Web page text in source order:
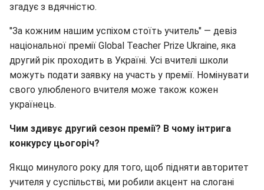
згадує з вдячністю.
"За кожним нашим успіхом стоїть учитель" — девіз
національної премії Global Teacher Prize Ukraine, яка
другий рік проходить в Україні. Усі вчителі школи
можуть подати заявку на участь у премії. Номінувати
свого улюбленого вчителя може також кожен
українець.
Чим здивує другий сезон премії? В чому інтрига
конкурсу цьогоріч?
Якщо минулого року для того, щоб підняти авторитет
учителя у суспільстві, ми робили акцент на слогані